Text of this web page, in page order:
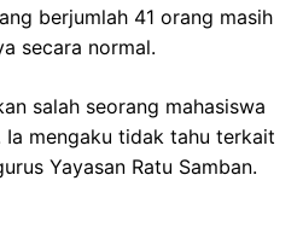
berjumlah 41 orang masih
secara normal.
salah seorang mahasiswa
Ia mengaku tidak tahu terkait
Yayasan Ratu Samban.